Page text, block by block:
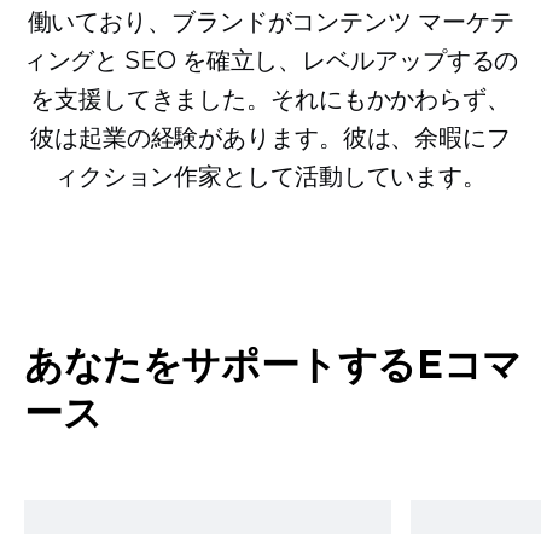
働いており、ブランドがコンテンツ マーケテ
ィングと SEO を確立し、レベルアップするの
を支援してきました。それにもかかわらず、
彼は起業の経験があります。彼は、余暇にフ
ィクション作家として活動しています。
あなたをサポートするEコマ
ース